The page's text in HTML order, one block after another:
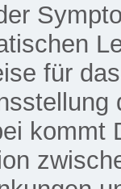
für
kommt